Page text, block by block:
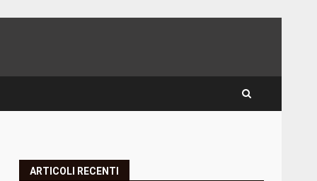
ARTICOLI RECENTI